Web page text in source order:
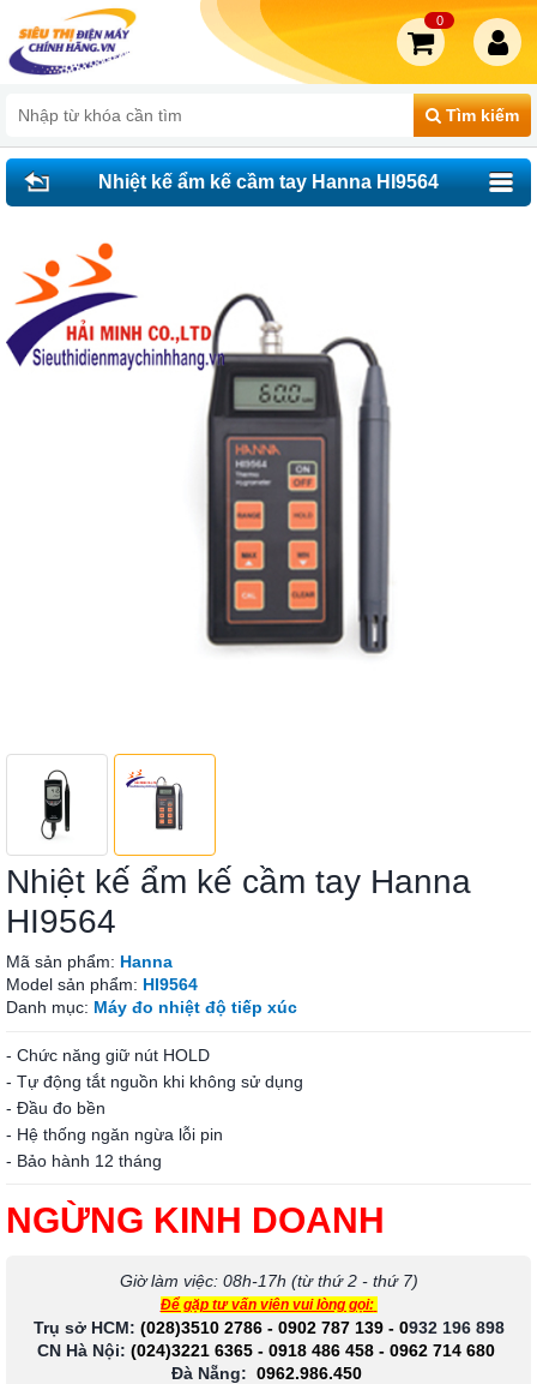
Tìm kiếm
0
Nhiệt kế ẩm kế cầm tay Hanna HI9564
Nhiệt kế ẩm kế cầm tay Hanna
HI9564
Mã sản phẩm: Hanna
Model sản phẩm: HI9564
Danh mục: Máy đo nhiệt độ tiếp xúc
- Chức năng giữ nút HOLD
- Tự động tắt nguồn khi không sử dụng
- Đầu đo bền
- Hệ thống ngăn ngừa lỗi pin
- Bảo hành 12 tháng
NGỪNG KINH DOANH
Giờ làm việc: 08h-17h (từ thứ 2 - thứ 7)
Để gặp tư vấn viên vui lòng gọi:
Trụ sở HCM: (028)3510 2786 - 0902 787 139- 0932 196 898
CN Hà Nội: (024)3221 6365 - 0918 486 458 - 0962 714 680
Đà Nẵng: 0962.986.450